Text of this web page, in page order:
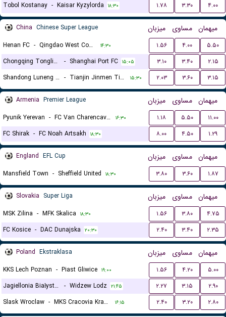
Tobol Kostanay - Kaisar Kyzylorda ۱۸:۳۰ ۱.۷۸ ۳.۳۰ ۴.۰۰
China Chinese Super League میزبان مساوی میهمان
Henan FC - Qingdao West Coast FC ۱۴:۳۰ ۱.۵۶ ۴.۰۰
۵.۵۰
Chongqing Tongliang Long
- Shanghai Port FC ۱۵:۰۵ ۳.۱۰ ۳.۴۰
۲.۱۵
Shandong Luneng Taishan FC - Tianjin Jinmen Tigers ۱۵:۳۰ ۲.۰۳ ۳.۶۰ ۳.۱۵
Armenia Premier League میزبان مساوی میهمان
Pyunik Yerevan - FC Van Charencavan ۱۶:۳۰ ۱.۱۸ ۵.۵۰
۱۱.۰۰
FC Shirak - FC Noah Artsakh ۱۸:۳۰ ۸.۰۰ ۴.۵۰ ۱.۲۹
England EFL Cup میزبان مساوی میهمان
Mansfield Town - Sheffield United ۱۸:۳۰ ۳.۸۰ ۳.۶۰ ۱.۸۷
Slovakia Super Liga میزبان مساوی میهمان
MSK Zilina - MFK Skalica ۱۸:۳۰ ۱.۵۶ ۳.۸۰
۴.۷۵
FC Kosice - DAC Dunajska ۲۰:۳۰ ۲.۴۰ ۳.۴۰ ۲.۳۵
Poland Ekstraklasa میزبان مساوی میهمان
KKS Lech Poznan - Piast Gliwice ۱۹:۰۰ ۱.۵۶ ۴.۲۰
۵.۰۰
Jagiellonia Białystok
- Widzew Lodz ۲۱:۴۵ ۲.۲۷ ۳.۱۵
۲.۹۰
Slask Wroclaw - MKS Cracovia Krakow ۱۶:۱۵ ۲.۴۰ ۳.۲۰ ۲.۸۰